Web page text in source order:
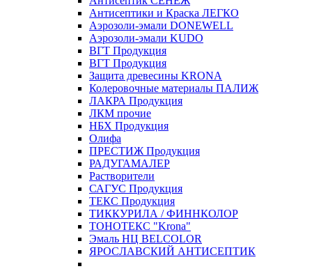
Антисептики и Краска ЛЕГКО
Аэрозоли-эмали DONEWELL
Аэрозоли-эмали KUDO
ВГТ Продукция
ВГТ Продукция
Защита древесины KRONA
Колеровочные материалы ПАЛИЖ
ЛАКРА Продукция
ЛКМ прочие
НБХ Продукция
Олифа
ПРЕСТИЖ Продукция
РАДУГАМАЛЕР
Растворители
САГУС Продукция
ТЕКС Продукция
ТИККУРИЛА / ФИННКОЛОР
ТОНОТЕКС "Krona"
Эмаль НЦ BELCOLOR
ЯРОСЛАВСКИЙ АНТИСЕПТИК